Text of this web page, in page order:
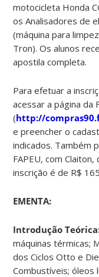
motocicleta Honda
os Analisadores de
(máquina para
Tron). Os alunos
apostila completa.
Para efetuar a
acessar a página da
(http://
e preencher o
indicados. Também
FAPEU, com
inscrição é de R$
EMENTA:
Introdução
máquinas térmicas;
dos Ciclos Otto e
Combustíveis; óleos